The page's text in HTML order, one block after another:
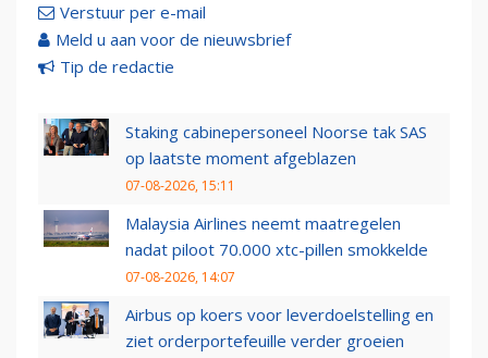
Verstuur per e-mail
Meld u aan voor de nieuwsbrief
Tip de redactie
Staking cabinepersoneel Noorse tak SAS
op laatste moment afgeblazen
07-08-2026, 15:11
Malaysia Airlines neemt maatregelen
nadat piloot 70.000 xtc-pillen smokkelde
07-08-2026, 14:07
Airbus op koers voor leverdoelstelling en
ziet orderportefeuille verder groeien